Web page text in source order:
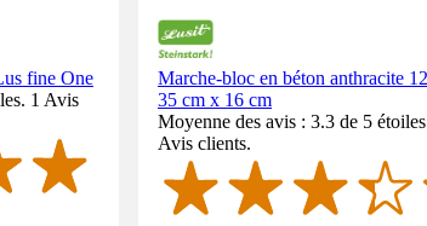
fine One
1 Avis
Marche-bloc en béton anthracite
35 cm x 16 cm
Moyenne des avis : 3.3 de 5
Avis clients.